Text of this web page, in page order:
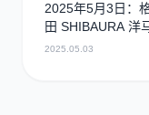
2025年5月3日：
田 SHIBAURA 洋
RHF3 涡轮增压器
2025.05.03